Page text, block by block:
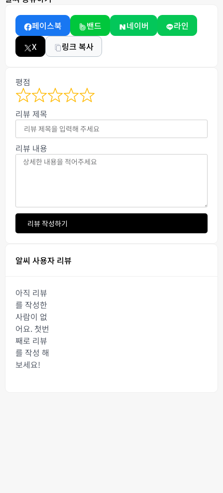
페이스북 밴드 네이버
라인
X
링크 복사
평점
리뷰 제목
리뷰 내용
리뷰 작성하기
알씨 사용자 리뷰
아직 리뷰
를 작성한
사람이 없
어요. 첫번
째로 리뷰
를 작성 해
보세요!